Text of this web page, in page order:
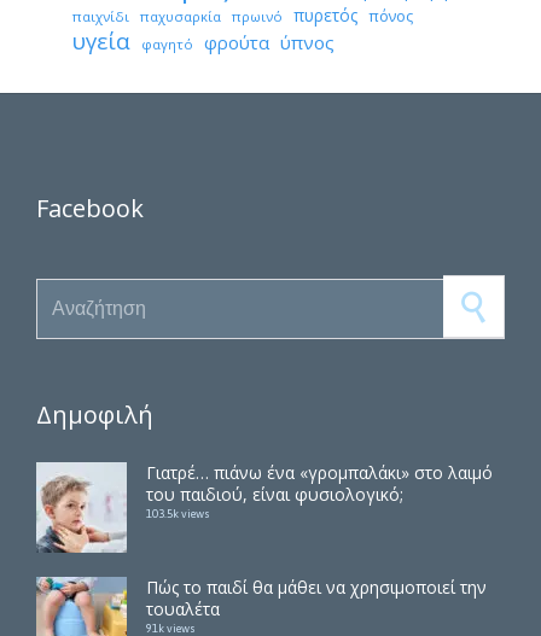
παιχνίδι παχυσαρκία πρωινό πυρετός πόνος
υγεία φαγητό φρούτα ύπνος
Facebook
Search for:
Δημοφιλή
Γιατρέ… πιάνω ένα «γρομπαλάκι» στο λαιμό
του παιδιού, είναι φυσιολογικό;
103.5k views
Πώς το παιδί θα μάθει να χρησιμοποιεί την
τουαλέτα
91k views